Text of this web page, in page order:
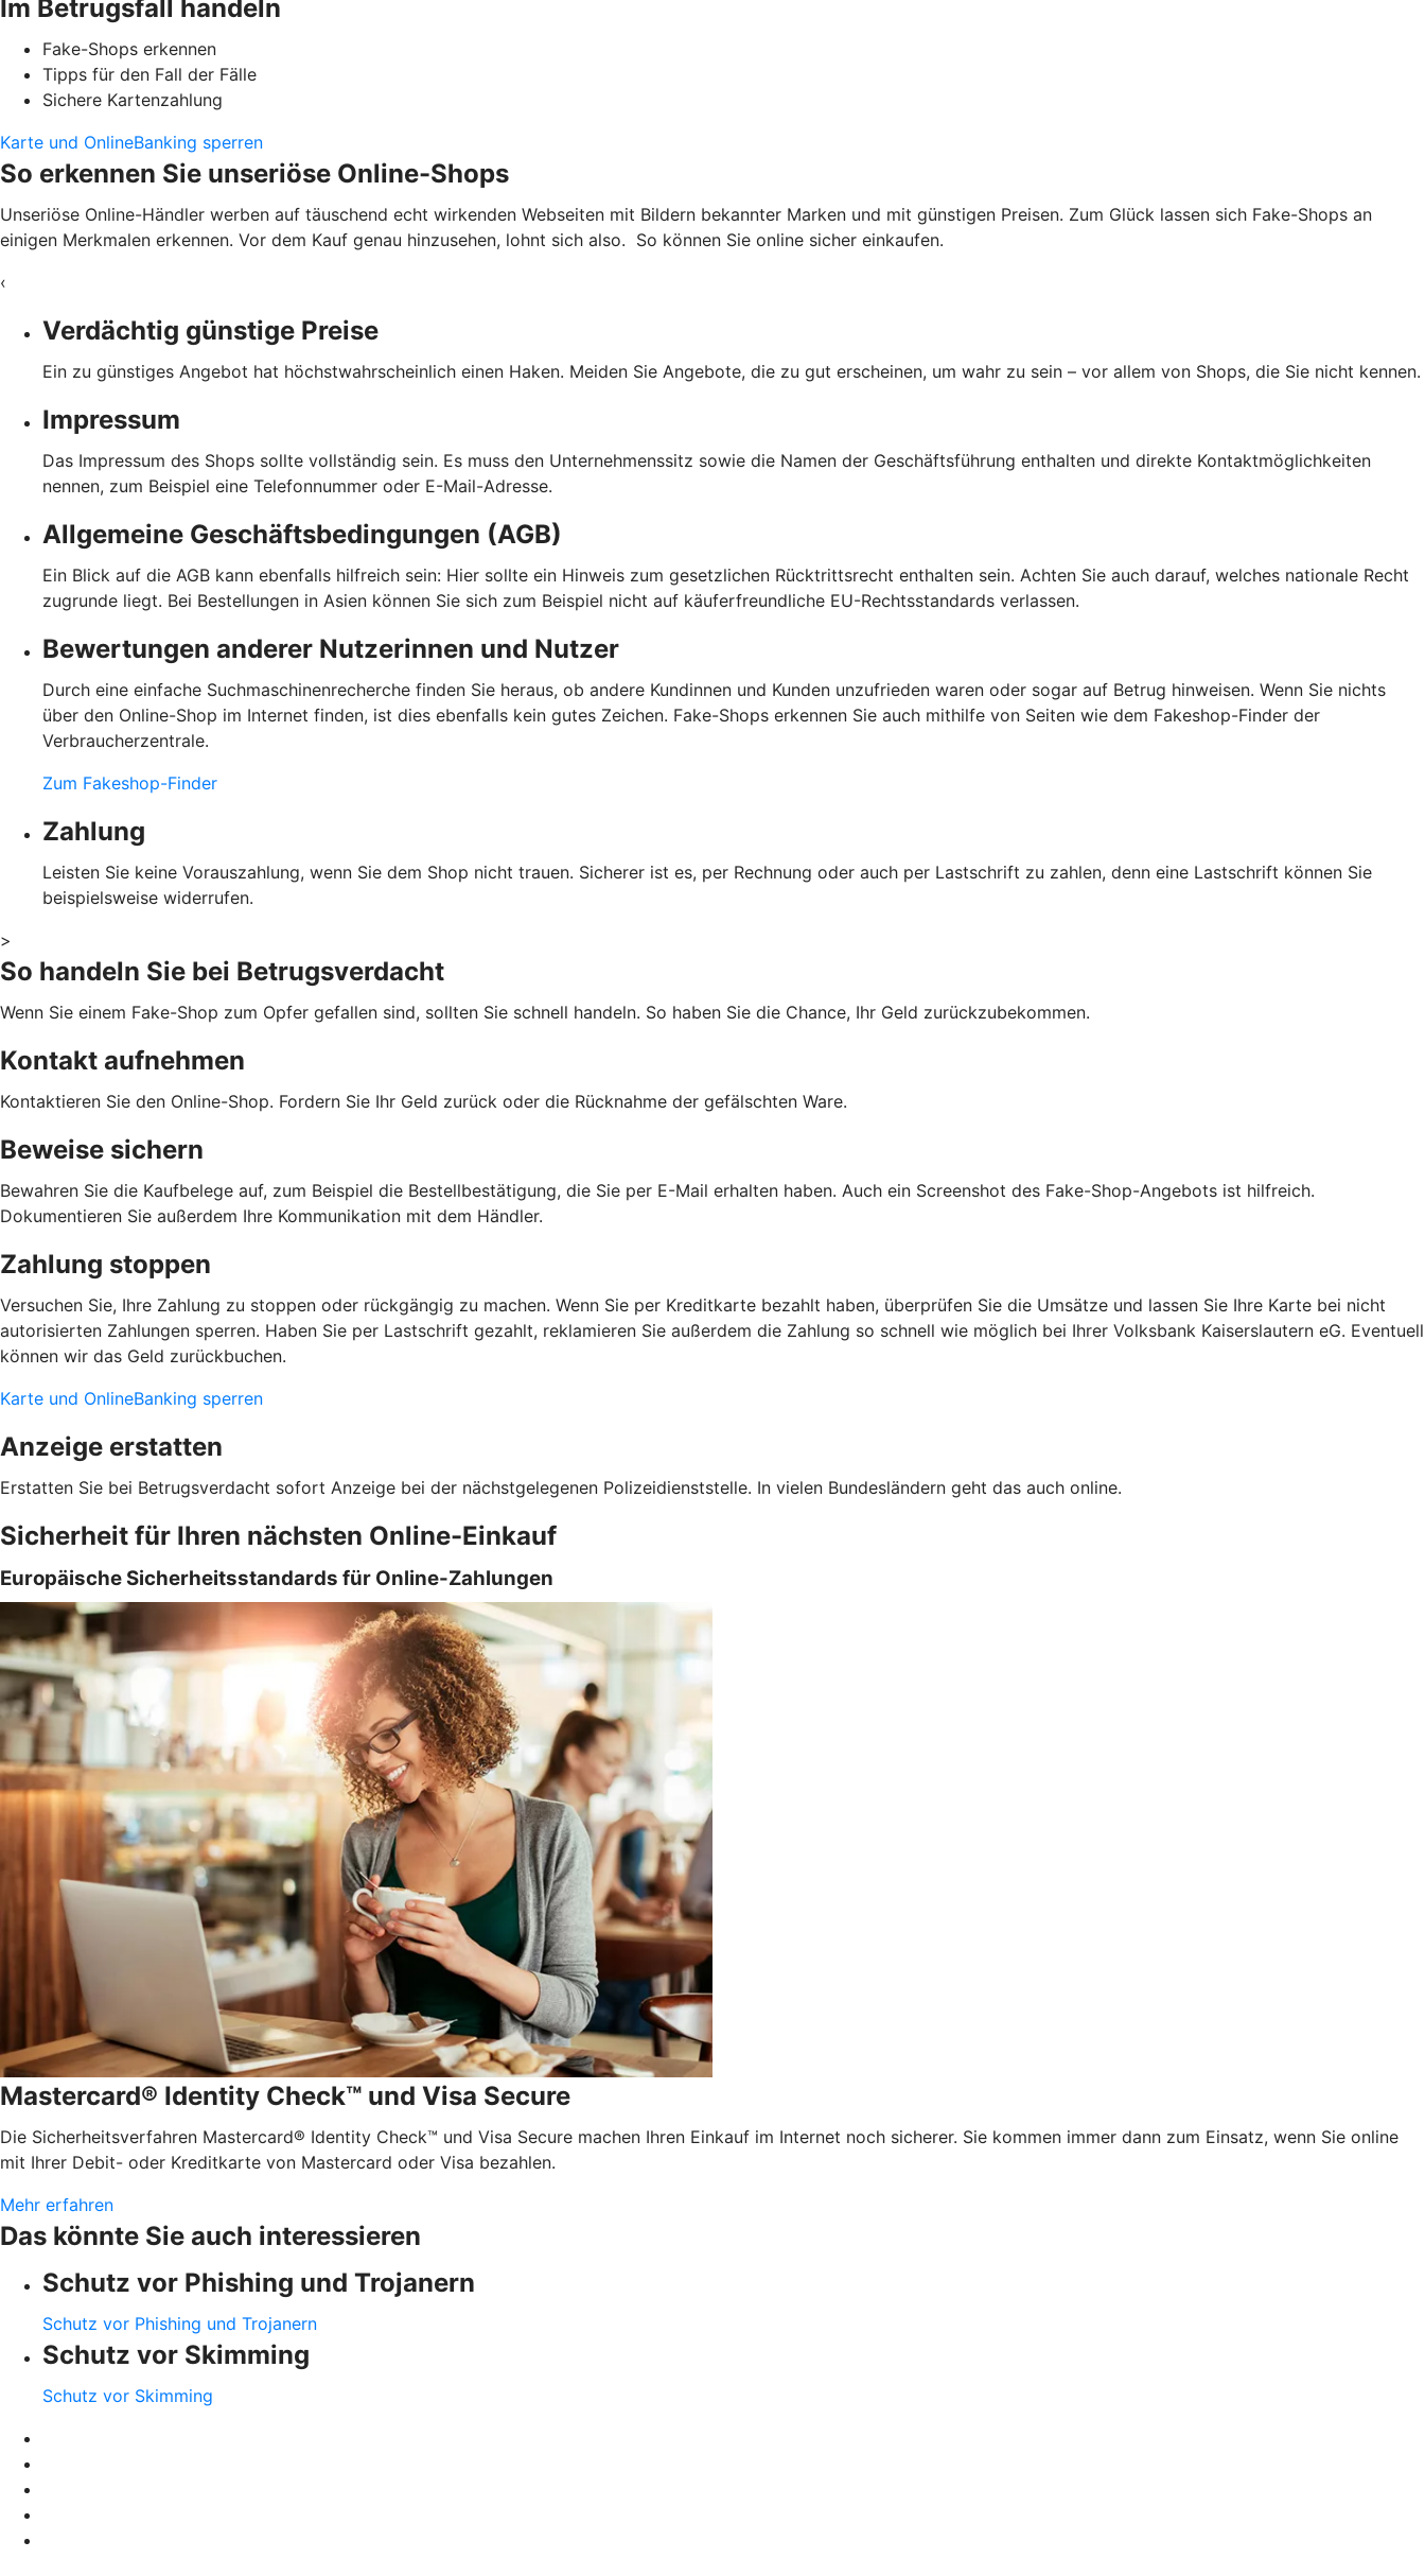
Im Betrugsfall handeln
Fake-Shops erkennen
Tipps für den Fall der Fälle
Sichere Kartenzahlung
Karte und OnlineBanking sperren
So erkennen Sie unseriöse Online-Shops
Unseriöse Online-Händler werben auf täuschend echt wirkenden Webseiten mit Bildern bekannter Marken und mit günstigen Preisen. Zum Glück lassen sich Fake-Shops an
einigen Merkmalen erkennen. Vor dem Kauf genau hinzusehen, lohnt sich also. So können Sie online sicher einkaufen.
‹
Verdächtig günstige Preise
Ein zu günstiges Angebot hat höchstwahrscheinlich einen Haken. Meiden Sie Angebote, die zu gut erscheinen, um wahr zu sein – vor allem von Shops, die Sie nicht kennen.
Impressum
Das Impressum des Shops sollte vollständig sein. Es muss den Unternehmenssitz sowie die Namen der Geschäftsführung enthalten und direkte Kontaktmöglichkeiten
nennen, zum Beispiel eine Telefonnummer oder E-Mail-Adresse.
Allgemeine Geschäftsbedingungen (AGB)
Ein Blick auf die AGB kann ebenfalls hilfreich sein: Hier sollte ein Hinweis zum gesetzlichen Rücktrittsrecht enthalten sein. Achten Sie auch darauf, welches nationale Recht
zugrunde liegt. Bei Bestellungen in Asien können Sie sich zum Beispiel nicht auf käuferfreundliche EU-Rechtsstandards verlassen.
Bewertungen anderer Nutzerinnen und Nutzer
Durch eine einfache Suchmaschinenrecherche finden Sie heraus, ob andere Kundinnen und Kunden unzufrieden waren oder sogar auf Betrug hinweisen. Wenn Sie nichts
über den Online-Shop im Internet finden, ist dies ebenfalls kein gutes Zeichen. Fake-Shops erkennen Sie auch mithilfe von Seiten wie dem Fakeshop-Finder der
Verbraucherzentrale.
Zum Fakeshop-Finder
Zahlung
Leisten Sie keine Vorauszahlung, wenn Sie dem Shop nicht trauen. Sicherer ist es, per Rechnung oder auch per Lastschrift zu zahlen, denn eine Lastschrift können Sie
beispielsweise widerrufen.
>
So handeln Sie bei Betrugsverdacht
Wenn Sie einem Fake-Shop zum Opfer gefallen sind, sollten Sie schnell handeln. So haben Sie die Chance, Ihr Geld zurückzubekommen.
Kontakt aufnehmen
Kontaktieren Sie den Online-Shop. Fordern Sie Ihr Geld zurück oder die Rücknahme der gefälschten Ware.
Beweise sichern
Bewahren Sie die Kaufbelege auf, zum Beispiel die Bestellbestätigung, die Sie per E-Mail erhalten haben. Auch ein Screenshot des Fake-Shop-Angebots ist hilfreich.
Dokumentieren Sie außerdem Ihre Kommunikation mit dem Händler.
Zahlung stoppen
Versuchen Sie, Ihre Zahlung zu stoppen oder rückgängig zu machen. Wenn Sie per Kreditkarte bezahlt haben, überprüfen Sie die Umsätze und lassen Sie Ihre Karte bei nicht
autorisierten Zahlungen sperren. Haben Sie per Lastschrift gezahlt, reklamieren Sie außerdem die Zahlung so schnell wie möglich bei Ihrer Volksbank Kaiserslautern eG. Eventuell
können wir das Geld zurückbuchen.
Karte und OnlineBanking sperren
Anzeige erstatten
Erstatten Sie bei Betrugsverdacht sofort Anzeige bei der nächstgelegenen Polizeidienststelle. In vielen Bundesländern geht das auch online.
Sicherheit für Ihren nächsten Online-Einkauf
Europäische Sicherheitsstandards für Online-Zahlungen
Mastercard® Identity Check™ und Visa Secure
Die Sicherheitsverfahren Mastercard® Identity Check™ und Visa Secure machen Ihren Einkauf im Internet noch sicherer. Sie kommen immer dann zum Einsatz, wenn Sie online
mit Ihrer Debit- oder Kreditkarte von Mastercard oder Visa bezahlen.
Mehr erfahren
Das könnte Sie auch interessieren
Schutz vor Phishing und Trojanern
Schutz vor Phishing und Trojanern
Schutz vor Skimming
Schutz vor Skimming